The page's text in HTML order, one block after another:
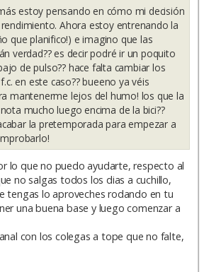
estoy pensando en cómo mi decisión
Ahora estoy entrenando la
que planifico!) e imagino que las
verdad?? es decir podré ir un poquito
de pulso?? hace falta cambiar los
en este caso?? bueeno ya véis
mantenerme lejos del humo! los que la
mucho luego encima de la bici??
la pretemporada para empezar a
lo que no puedo ayudarte, respecto al
no salgas todos los dias a cuchillo,
tengas lo aproveches rodando en tu
una buena base y luego comenzar a
con los colegas a tope que no falte,